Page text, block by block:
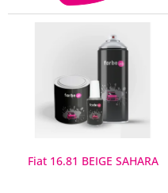
Fiat 16.81 BEIGE SAHARA